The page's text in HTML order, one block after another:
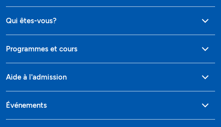
Qui êtes-vous?
Programmes et cours
Aide à l'admission
Événements